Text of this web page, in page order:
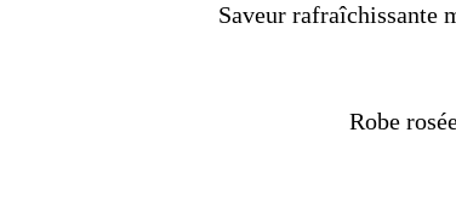
Saveur rafraîchissante
Robe